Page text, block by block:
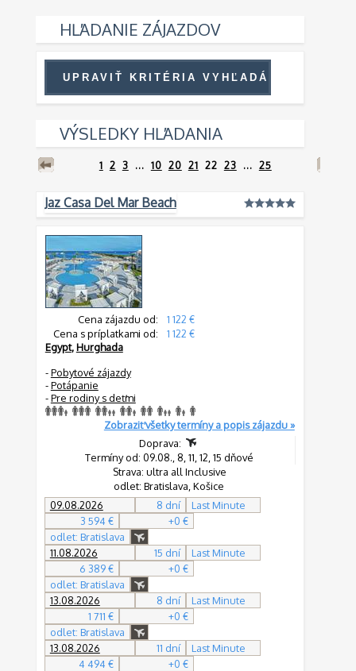
HĽADANIE ZÁJAZDOV
VÝSLEDKY HĽADANIA
1 2 3 ... 10 20 21 22 23 ... 25
Jaz Casa Del Mar Beach
Cena zájazdu od:
1 122 €
Cena s príplatkami od:
1 122 €
Egypt,Hurghada
-Pobytové zájazdy
-Potápanie
-Pre rodiny s deťmi
Zobraziť všetky termíny a popis zájazdu »
Doprava:
Termíny od: 09.08., 8, 11, 12, 15 dňové
Strava: ultra all Inclusive
odlet: Bratislava, Košice
09.08.2026
8 dní
Last Minute
3 594 €
+0 €
odlet: Bratislava
11.08.2026
15 dní
Last Minute
6 389 €
+0 €
odlet: Bratislava
13.08.2026
8 dní
Last Minute
1 711 €
+0 €
odlet: Bratislava
13.08.2026
11 dní
Last Minute
4 494 €
+0 €